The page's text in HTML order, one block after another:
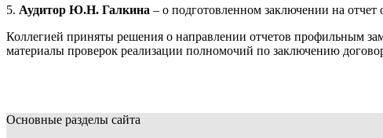
5. Аудитор Ю.Н. Галкина – о подготовленном заключении на
Коллегией приняты решения о направлении отчетов профильным
материалы проверок реализации полномочий по заключению
Основные разделы сайта